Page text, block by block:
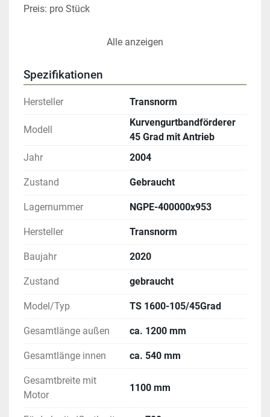
Preis: pro Stück
Interne Artikelnummer: 2026032306
einsatzbereit
Die angebotene Fördertechnik war bis zum Abbau
Zustand: voll funktionsfähig, mit üblichen
Gebrauchsspuren
Ideal für einen effizienten und schnellen
Materialtransport
Fachgerecht demontiert und transportsicher
verpackt
Abholadresse:
Industriestraße 5, 47918 Tönisvorst
Dank der hochwertigen Verarbeitung gewährleistet
schonenden Materialfluss – selbst bei hoher
Belastung.
Maßgeschneiderte Lösungen für Ihre Intralogistik
Ob Rollenbahnen, Gurtförderer, Schrägförderer oder
Teleskopförderer für die Be- und Entladung – wir
sind Ihr kompetenter Ansprechpartner. Gerne
Alle anzeigen
Spezifikationen
Hersteller Transnorm
Modell
Kurvengurtbandförderer
45 Grad mit Antrieb
Jahr
2004
Zustand Gebraucht
Lagernummer NGPE-400000x953
Hersteller Transnorm
Baujahr 2020
Zustand gebraucht
Model/Typ TS 1600-105/45Grad
Gesamtlänge außen ca. 1200 mm
Gesamtlänge innen ca. 540 mm
Gesamtbreite mit
Motor
1100 mm